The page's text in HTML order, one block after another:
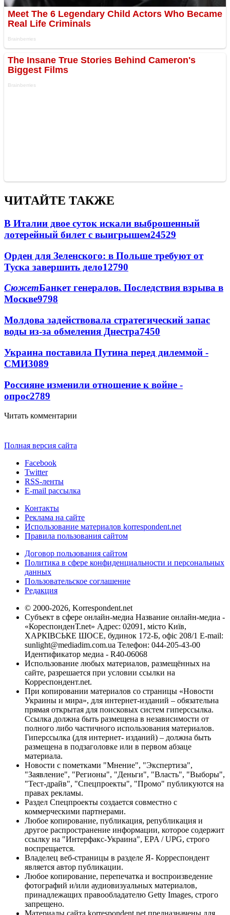
ЧИТАЙТЕ ТАКЖЕ
В Италии двое суток искали выброшенный
лотерейный билет с выигрышем24529
Орден для Зеленского: в Польше требуют от
Туска завершить дело12790
СюжетБанкет генералов. Последствия взрыва в
Москве9798
Молдова задействовала стратегический запас
воды из-за обмеления Днестра7450
Украина поставила Путина перед дилеммой -
СМИ3089
Россияне изменили отношение к войне -
опрос2789
Читать комментарии
Полная версия сайта
Facebook
Twitter
RSS-ленты
E-mail рассылка
Контакты
Реклама на сайте
Использование материалов korrespondent.net
Правила пользования сайтом
Договор пользования сайтом
Политика в сфере конфиденциальности и персональных
данных
Пользовательское соглашение
Редакция
© 2000-2026, Korrespondent.net
Субъект в сфере онлайн-медиа Название онлайн-медиа -
«КореспонденТ.net» Адрес: 02091, місто Київ,
ХАРКІВСЬКЕ ШОСЕ, будинок 172-Б, офіс 208/1 E-mail:
sunlight@mediadim.com.ua Телефон: 044-205-43-00
Идентификатор медиа - R40-06068
Использование любых материалов, размещённых на
сайте, разрешается при условии ссылки на
Корреспондент.net.
При копировании материалов со страницы «Новости
Украины и мира», для интернет-изданий – обязательна
прямая открытая для поисковых систем гиперссылка.
Ссылка должна быть размещена в независимости от
полного либо частичного использования материалов.
Гиперссылка (для интернет- изданий) – должна быть
размещена в подзаголовке или в первом абзаце
материала.
Новости с пометками "Мнение", "Экспертиза",
"Заявление", "Регионы", "Деньги", "Власть", "Выборы",
"Тест-драйв", "Спецпроекты", "Промо" публикуются на
правах рекламы.
Раздел Спецпроекты создается совместно с
коммерческими партнерами.
Любое копирование, публикация, републикация и
другое распространение информации, которое содержит
ссылку на "Интерфакс-Украина", EPA / UPG, строго
воспрещается.
Владелец веб-страницы в разделе Я- Корреспондент
является автор публикации.
Любое копирование, перепечатка и воспроизведение
фотографий и/или аудиовизуальных материалов,
принадлежащих правообладателю Getty Images, строго
запрещено.